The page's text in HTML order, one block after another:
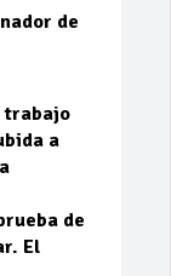
de
trabajo
a
de
El